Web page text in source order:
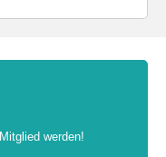
Mitglied werden!